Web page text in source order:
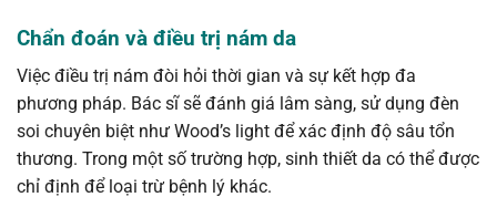
Chẩn đoán và điều trị nám da
Việc điều trị nám đòi hỏi thời gian và sự kết hợp đa
phương pháp. Bác sĩ sẽ đánh giá lâm sàng, sử dụng đèn
soi chuyên biệt như Wood’s light để xác định độ sâu tổn
thương. Trong một số trường hợp, sinh thiết da có thể được
chỉ định để loại trừ bệnh lý khác.